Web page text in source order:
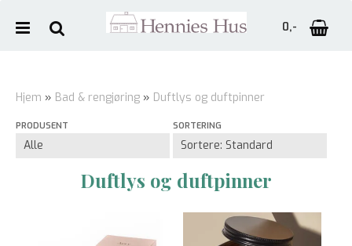
0,-
Hjem » Bad & rengjøring » Duftlys og duftpinner
PRODUSENT SORTERING
Duftlys og duftpinner